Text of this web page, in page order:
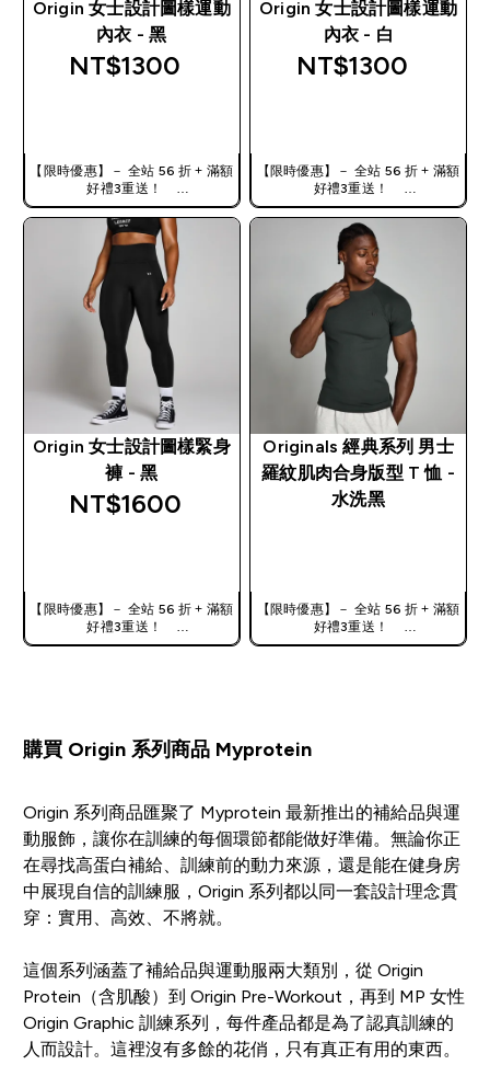
Origin 女士設計圖樣運動
內衣 - 黑
NT$1300‎
【限時優惠】－ 全站 56 折 + 滿額
好禮3重送！
使用優惠碼，獲得額外折扣：
TW56
Origin 女士設計圖樣運動
內衣 - 白
NT$1300‎
【限時優惠】－ 全站 56 折 + 滿額
好禮3重送！
使用優惠碼，獲得額外折扣：
TW56
Origin 女士設計圖樣緊身
褲 - 黑
NT$1600‎
【限時優惠】－ 全站 56 折 + 滿額
好禮3重送！
使用優惠碼，獲得額外折扣：
Originals 經典系列 男士
羅紋肌肉合身版型 T 恤 -
水洗黑
【限時優惠】－ 全站 56 折 + 滿額
好禮3重送！
使用優惠碼，獲得額外折扣：
購買 Origin 系列商品 Myprotein
Origin 系列商品匯聚了 Myprotein 最新推出的補給品與運
動服飾，讓你在訓練的每個環節都能做好準備。無論你正
在尋找高蛋白補給、訓練前的動力來源，還是能在健身房
中展現自信的訓練服，Origin 系列都以同一套設計理念貫
穿：實用、高效、不將就。
這個系列涵蓋了補給品與運動服兩大類別，從 Origin
Protein（含肌酸）到 Origin Pre-Workout，再到 MP 女性
Origin Graphic 訓練系列，每件產品都是為了認真訓練的
人而設計。這裡沒有多餘的花俏，只有真正有用的東西。